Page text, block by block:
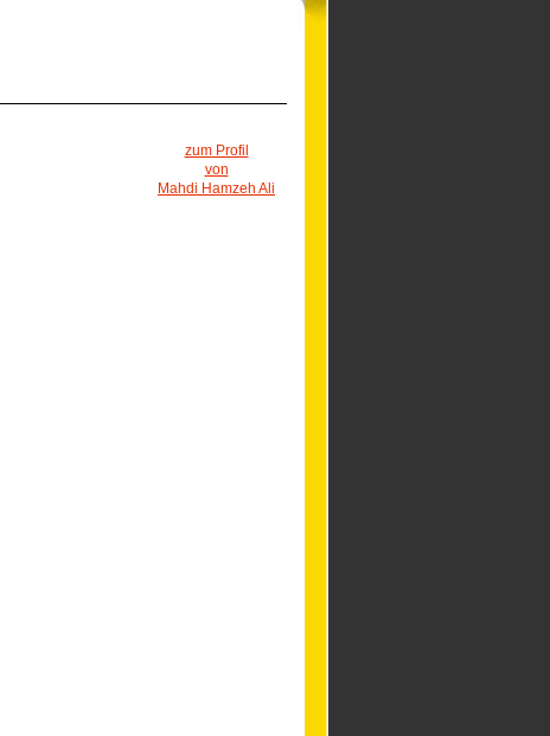
zum Profil
von
Mahdi Hamzeh Ali